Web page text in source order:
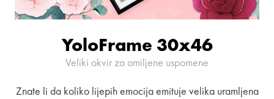
YoloFrame 30x46
Veliki okvir za omiljene uspomene
Znate li da koliko lijepih emocija emituje velika uramljena